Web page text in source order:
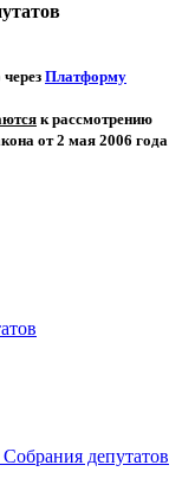
Платформу
к рассмотрению
от 2 мая 2006 года
депутатов